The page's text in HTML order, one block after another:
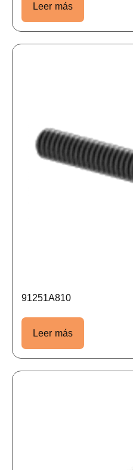
Leer más
91251A810
Leer más